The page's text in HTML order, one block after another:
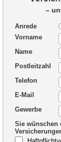
–
Anrede
Vorname
Name
Postleitzahl
Telefon
E-Mail
Gewerbe
Sie wünschen